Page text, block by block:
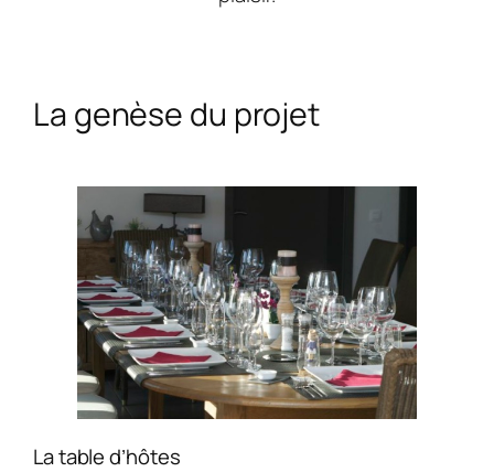
La genèse du projet
La table d’hôtes